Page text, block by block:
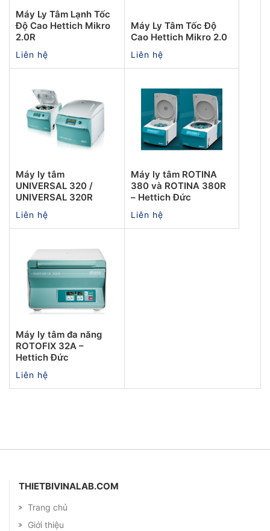
Máy Ly Tâm Lạnh Tốc
Độ Cao Hettich Mikro
2.0R
Liên hệ
Máy Ly Tâm Tốc Độ
Cao Hettich Mikro 2.0
Liên hệ
Máy ly tâm
UNIVERSAL 320 /
UNIVERSAL 320R
Liên hệ
Máy ly tâm ROTINA
380 và ROTINA 380R
– Hettich Đức
Liên hệ
Máy ly tâm đa năng
ROTOFIX 32A –
Hettich Đức
Liên hệ
THIETBIVINALAB.COM
Trang chủ
Giới thiệu